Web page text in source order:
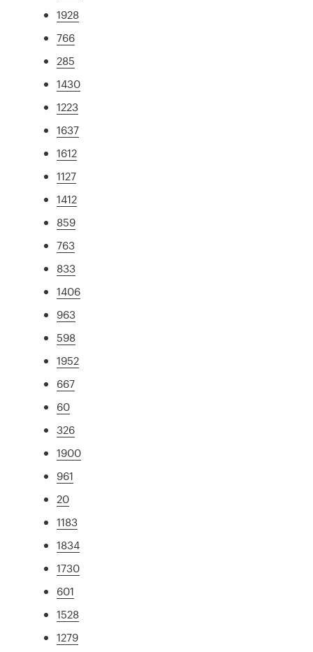
1928
766
285
1430
1223
1637
1612
1127
1412
859
763
833
1406
963
598
1952
667
60
326
1900
961
20
1183
1834
1730
601
1528
1279